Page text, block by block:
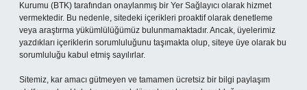
Kurumu (BTK) tarafından onaylanmış bir Yer Sağlayıcı olarak hizmet
vermektedir. Bu nedenle, sitedeki içerikleri proaktif olarak denetleme
veya araştırma yükümlülüğümüz bulunmamaktadır. Ancak, üyelerimiz
yazdıkları içeriklerin sorumluluğunu taşımakta olup, siteye üye olarak bu
sorumluluğu kabul etmiş sayılırlar.
Sitemiz, kar amacı gütmeyen ve tamamen ücretsiz bir bilgi paylaşım